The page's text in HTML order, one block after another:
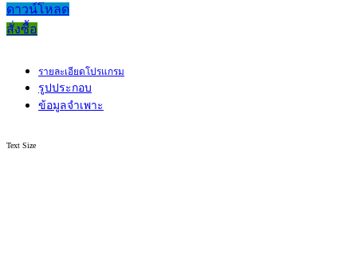
ดาวน์โหลด
สั่งซื้อ
รายละเอียดโปรแกรม
รูปประกอบ
ข้อมูลจำเพาะ
Text Size